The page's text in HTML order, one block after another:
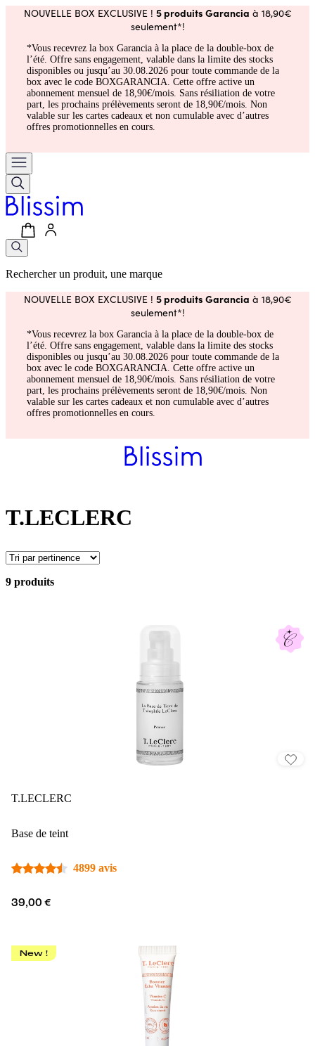
NOUVELLE BOX EXCLUSIVE ! 5 produits Garancia à 18,90€
seulement*!
*Vous recevrez la box Garancia à la place de la double-box de
l’été. Offre sans engagement, valable dans la limite des stocks
disponibles ou jusqu’au 30.08.2026 pour toute commande de la
box avec le code BOXGARANCIA. Cette offre active un
abonnement mensuel de 18,90€/mois. Sans résiliation de votre
part, les prochains prélèvements seront de 18,90€/mois. Non
valable sur les cartes cadeaux et non cumulable avec d’autres
offres promotionnelles en cours.
Rechercher un produit, une marque
NOUVELLE BOX EXCLUSIVE ! 5 produits Garancia à 18,90€
seulement*!
*Vous recevrez la box Garancia à la place de la double-box de
l’été. Offre sans engagement, valable dans la limite des stocks
disponibles ou jusqu’au 30.08.2026 pour toute commande de la
box avec le code BOXGARANCIA. Cette offre active un
abonnement mensuel de 18,90€/mois. Sans résiliation de votre
part, les prochains prélèvements seront de 18,90€/mois. Non
valable sur les cartes cadeaux et non cumulable avec d’autres
offres promotionnelles en cours.
T.LECLERC
9 produits
T.LECLERC
Base de teint
4899 avis
39,00 €
New !